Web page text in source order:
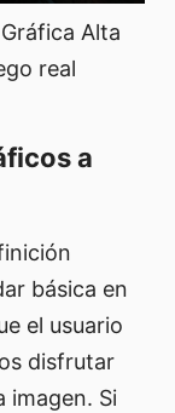
Alta
real
a
básica en
el usuario
disfrutar
imagen. Si